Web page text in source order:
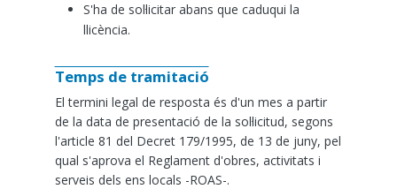
S'ha de sol·licitar abans que caduqui la
llicència.
Temps de tramitació
El termini legal de resposta és d'un mes a partir
de la data de presentació de la sol·licitud, segons
l'article 81 del Decret 179/1995, de 13 de juny, pel
qual s'aprova el Reglament d'obres, activitats i
serveis dels ens locals -ROAS-.